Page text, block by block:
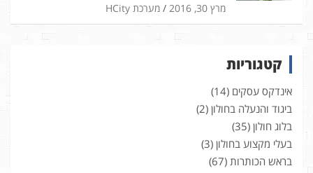
מרץ 30, 2016 מערכת HCity
קטגוריות
אינדקס עסקים (14)
ביגוד והנעלה בחולון (2)
בלוג חולון (35)
בעלי מקצוע בחולון (3)
בראש הכותרות (67)